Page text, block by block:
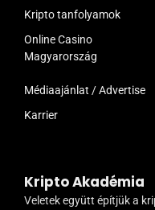
Kripto tanfolyamok
Online Casino
Magyarország
Médiaajánlat / Advertise
Karrier
Kripto Akadémia
Veletek együtt építjük a